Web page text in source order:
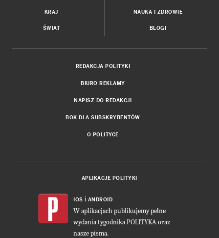
KRAJ
ŚWIAT
NAUKA I ZDROWIE
BLOGI
REDAKCJA POLITYKI
BIURO REKLAMY
NAPISZ DO REDAKCJI
BOK DLA SUBSKRYBENTÓW
O POLITYCE
APLIKACJE POLITYKI
IOS i ANDROID
W aplikacjach publikujemy pełne
wydania tygodnika POLITYKA oraz
nasze pisma.